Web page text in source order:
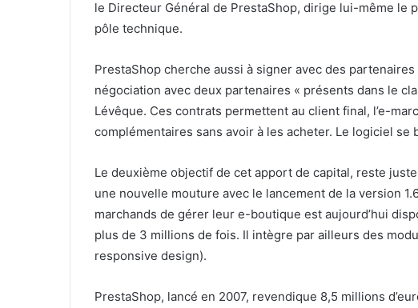
le Directeur Général de PrestaShop, dirige lui-même le
pôle technique.
PrestaShop cherche aussi à signer avec des
négociation avec deux partenaires « présents dans le
Lévêque. Ces contrats permettent au client final, l’e-
complémentaires sans avoir à les acheter. Le logiciel se
Le deuxième objectif de cet apport de capital, reste
une nouvelle mouture avec le lancement de la version
marchands de gérer leur e-boutique est aujourd’hui
plus de 3 millions de fois. Il intègre par ailleurs des
responsive design).
PrestaShop, lancé en 2007, revendique 8,5 millions